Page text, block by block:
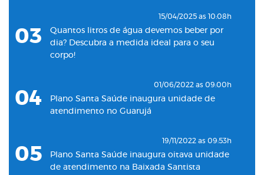
03
15/04/2025 as 10:08h
Quantos litros de água devemos beber por
dia? Descubra a medida ideal para o seu
corpo!
04
01/06/2022 as 09:00h
Plano Santa Saúde inaugura unidade de
atendimento no Guarujá
05
19/11/2022 as 09:53h
Plano Santa Saúde inaugura oitava unidade
de atendimento na Baixada Santista